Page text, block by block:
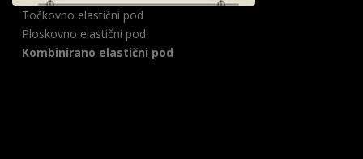
Točkovno elastični pod
Ploskovno elastični pod
Kombinirano elastični pod